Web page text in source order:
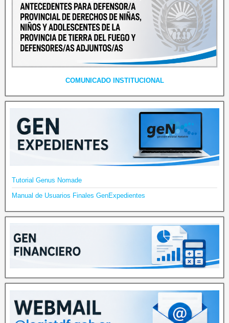
COMUNICADO INSTITUCIONAL
Tutorial Genus Nomade
Manual de Usuarios Finales GenExpedientes